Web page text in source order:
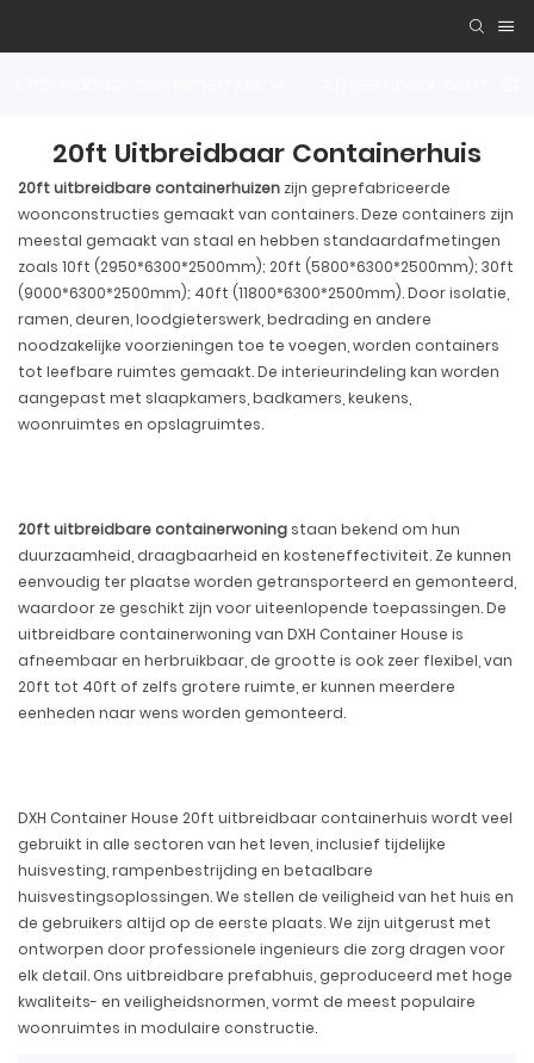
20ft Uitbreidbaar Containerhuis
20ft uitbreidbare containerhuizen zijn geprefabriceerde
woonconstructies gemaakt van containers. Deze containers zijn
meestal gemaakt van staal en hebben standaardafmetingen
zoals 10ft (2950*6300*2500mm); 20ft (5800*6300*2500mm); 30ft
(9000*6300*2500mm); 40ft (11800*6300*2500mm). Door isolatie,
ramen, deuren, loodgieterswerk, bedrading en andere
noodzakelijke voorzieningen toe te voegen, worden containers
tot leefbare ruimtes gemaakt. De interieurindeling kan worden
aangepast met slaapkamers, badkamers, keukens,
woonruimtes en opslagruimtes.
20ft uitbreidbare containerwoning staan ​​bekend om hun
duurzaamheid, draagbaarheid en kosteneffectiviteit. Ze kunnen
eenvoudig ter plaatse worden getransporteerd en gemonteerd,
waardoor ze geschikt zijn voor uiteenlopende toepassingen. De
uitbreidbare containerwoning van DXH Container House is
afneembaar en herbruikbaar, de grootte is ook zeer flexibel, van
20ft tot 40ft of zelfs grotere ruimte, er kunnen meerdere
eenheden naar wens worden gemonteerd.
DXH Container House 20ft uitbreidbaar containerhuis wordt veel
gebruikt in alle sectoren van het leven, inclusief tijdelijke
huisvesting, rampenbestrijding en betaalbare
huisvestingsoplossingen. We stellen de veiligheid van het huis en
de gebruikers altijd op de eerste plaats. We zijn uitgerust met
ontworpen door professionele ingenieurs die zorg dragen voor
elk detail. Ons uitbreidbare prefabhuis, geproduceerd met hoge
kwaliteits- en veiligheidsnormen, vormt de meest populaire
woonruimtes in modulaire constructie.